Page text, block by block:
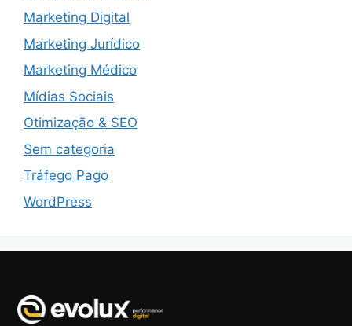
Marketing Digital
Marketing Jurídico
Marketing Médico
Mídias Sociais
Otimização & SEO
Sem categoria
Tráfego Pago
WordPress